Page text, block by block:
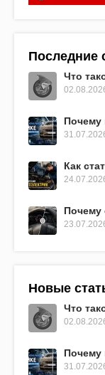
Последние
Что
Почему
Как
Почему
Новые
Что
Почему